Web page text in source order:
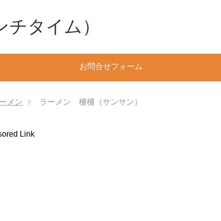
タイム）
お問合せフォーム
メン ラーメン 柵柵（サンサン）
Link